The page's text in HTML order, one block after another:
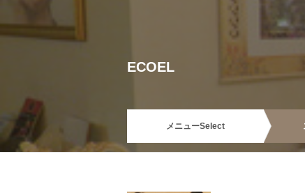
ECOEL
メニューSelect